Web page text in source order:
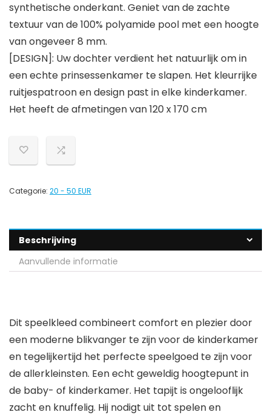
synthetische onderkant. Geniet van de zachte
textuur van de 100% polyamide pool met een hoogte
van ongeveer 8 mm.
[DESIGN]: Uw dochter verdient het natuurlijk om in
een echte prinsessenkamer te slapen. Het kleurrijke
ruitjespatroon en design past in elke kinderkamer.
Het heeft de afmetingen van 120 x 170 cm
Categorie: 20 - 50 EUR
Beschrijving
Aanvullende informatie
Dit speelkleed combineert comfort en plezier door
een moderne blikvanger te zijn voor de kinderkamer
en tegelijkertijd het perfecte speelgoed te zijn voor
de allerkleinsten. Een echt geweldig hoogtepunt in
de baby- of kinderkamer. Het tapijt is ongelooflijk
zacht en knuffelig. Hij nodigt uit tot spelen en